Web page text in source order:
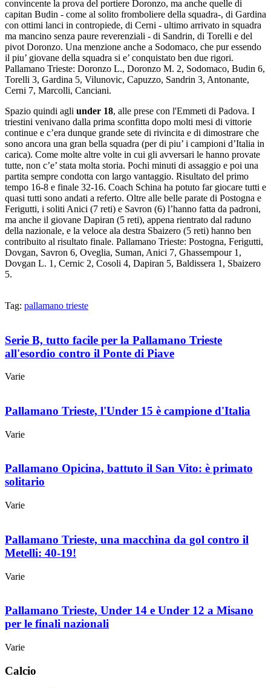
convincente la prova del portiere Doronzo, ma anche quelle di
capitan Budin - come al solito fromboliere della squadra-, di Gardina
con ottimi lanci in contropiede, di Cerni - ultimo arrivato in squadra
ma mancino senza paure reverenziali - di Sandrin, di Torelli e del
pivot Doronzo. Una menzione anche a Sodomaco, che pur essendo
il piu’ giovane della squadra si e’ conquistato ben due rigori.
Pallamano Trieste: Doronzo L., Doronzo M. 2, Sodomaco, Budin 6,
Torelli 3, Gardina 5, Vilunovic, Capuzzo, Sandrin 3, Antonante,
Cerni 7, Marcolli, Canciani.
Spazio quindi agli under 18, alle prese con l'Emmeti di Padova. I
triestini venivano dalla prima sconfitta dopo molti mesi di vittorie
continue e c’era dunque grande sete di rivincita e di dimostrare che
sono ancora una gran bella squadra (per di piu’ i campioni d’Italia in
carica). Come molte altre volte in cui gli avversari le hanno provate
tutte, non c’e’ stata molta storia. Pochi minuti di assaggio e poi una
partita sempre condotta con largo vantaggio. Risultato del primo
tempo 16-8 e finale 32-16. Coach Schina ha potuto far giocare tutti e
quasi tutti sono andati a referto. Oltre alle belle parate di Postogna e
Ferigutti, i soliti Anici (7 reti) e Savron (6) l’hanno fatta da padroni,
ma anche il giovane Dapiran (5 reti), appena rientrato dal raduno
della nazionale, e la veloce ala destra Sbaizero (5 reti) hanno ben
contribuito al risultato finale. Pallamano Trieste: Postogna, Ferigutti,
Dovgan, Savron 6, Oveglia, Suman, Anici 7, Ghassempour 1,
Dovgan L. 1, Cernic 2, Cosoli 4, Dapiran 5, Baldissera 1, Sbaizero
5.
Tag: pallamano trieste
Serie B, tutto facile per la Pallamano Trieste
all'esordio contro il Ponte di Piave
Varie
Pallamano Trieste, l'Under 15 è campione d'Italia
Varie
Pallamano Opicina, battuto il San Vito: è primato
solitario
Varie
Pallamano Trieste, una macchina da gol contro il
Metelli: 40-19!
Varie
Pallamano Trieste, Under 14 e Under 12 a Misano
per le finali nazionali
Varie
Calcio